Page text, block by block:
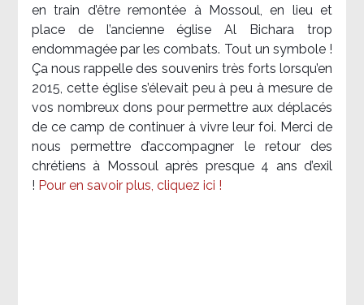
en train d’être remontée à Mossoul, en lieu et
place de l’ancienne église Al Bichara trop
endommagée par les combats. Tout un symbole !
Ça nous rappelle des souvenirs très forts lorsqu’en
2015, cette église s’élevait peu à peu à mesure de
vos nombreux dons pour permettre aux déplacés
de ce camp de continuer à vivre leur foi. Merci de
nous permettre d’accompagner le retour des
chrétiens à Mossoul après presque 4 ans d’exil
! Pour en savoir plus, cliquez ici !